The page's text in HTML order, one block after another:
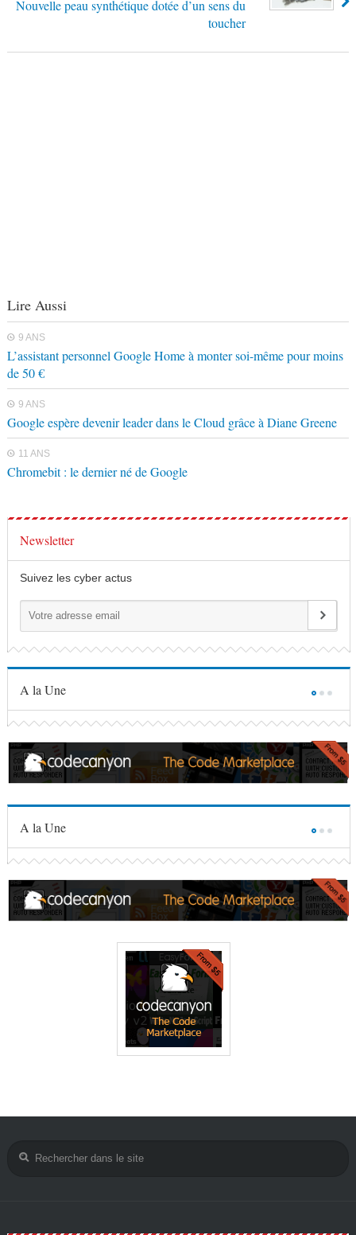
Nouvelle peau synthétique dotée d’un sens du
toucher
Lire Aussi
9 ANS
L’assistant personnel Google Home à monter soi-même pour moins
de 50 €
9 ANS
Google espère devenir leader dans le Cloud grâce à Diane Greene
11 ANS
Chromebit : le dernier né de Google
Newsletter
Suivez les cyber actus
A la Une
A la Une